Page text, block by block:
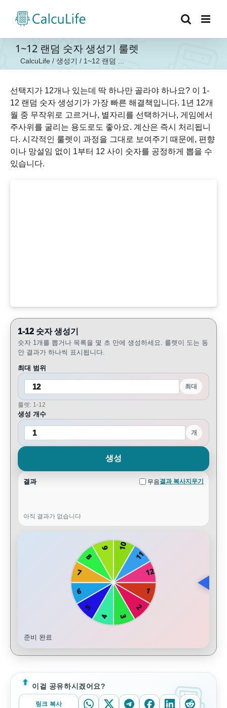
1~12 랜덤 숫자 생성기 룰렛
CalcuLife / 생성기 / 1~12 랜덤 ...
선택지가 12개나 있는데 딱 하나만 골라야 하나요? 이 1-
12 랜덤 숫자 생성기가 가장 빠른 해결책입니다. 1년 12개
월 중 무작위로 고르거나, 별자리를 선택하거나, 게임에서
주사위를 굴리는 용도로도 좋아요. 계산은 즉시 처리됩니
다. 시각적인 룰렛이 과정을 그대로 보여주기 때문에, 편향
이나 망설임 없이 1부터 12 사이 숫자를 공정하게 뽑을 수
있습니다.
1-12 숫자 생성기
숫자 1개를 뽑거나 목록을 몇 초 만에 생성하세요. 룰렛이 도는 동
안 결과가 하나씩 표시됩니다.
최대 범위
최대
룰렛: 1-12
생성 개수
개
생성
결과 무음결과 복사지우기
아직 결과가 없습니다
준비 완료
이걸 공유하시겠어요?
링크 복사